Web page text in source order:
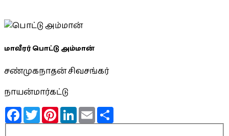
மாவீரர் பொட்டு அம்மான்
சண்முகநாதன் சிவசங்கர்
நாயன்மார்கட்டு
FacebookTwitterPinterestLinkedInEmail